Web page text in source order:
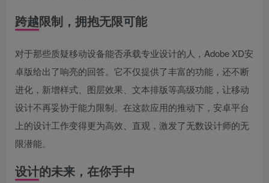
跨越限制，拥抱无限可能
对于那些质疑移动设备能否承载专业设计的人，Adobe XD安
卓版给出了响亮的回答。它不仅提供了丰富的功能，还不断
进化，新增样式、图层效果、文本排版等高级功能，让移动
设计不再妥协于能力限制。在这款应用的推动下，安卓平台
上的设计工作变得更为高效、直观，激发了无数设计师的无
限潜能。
设计的未来，在你手中